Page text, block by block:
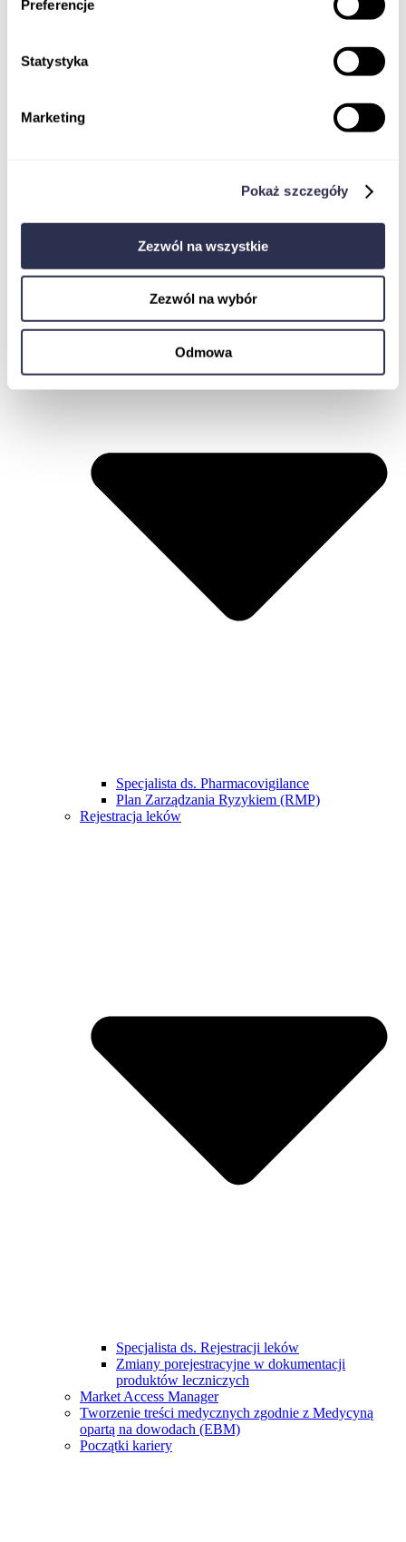
Preferencje
Statystyka
Marketing
Pokaż szczegóły
Zezwól na wszystkie
Zezwól na wybór
Odmowa
Komisja Bioetyczna w procesie rejestracji
badania klinicznego wyrobu medycznego
Pharmacovigilance
Specjalista ds. Pharmacovigilance
Plan Zarządzania Ryzykiem (RMP)
Rejestracja leków
Specjalista ds. Rejestracji leków
Zmiany porejestracyjne w dokumentacji
produktów leczniczych
Market Access Manager
Tworzenie treści medycznych zgodnie z Medycyną
opartą na dowodach (EBM)
Początki kariery